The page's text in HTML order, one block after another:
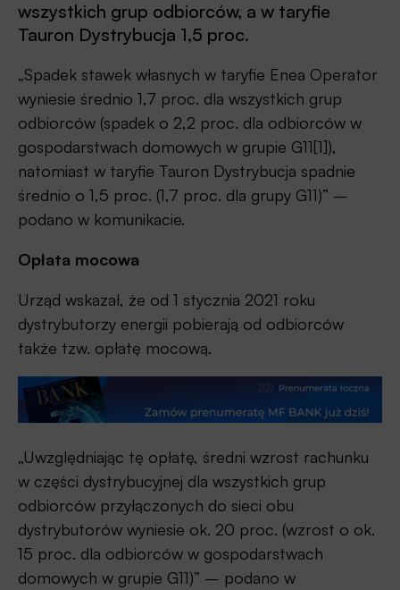
wszystkich grup odbiorców, a w taryfie
Tauron Dystrybucja 1,5 proc.
„Spadek stawek własnych w taryfie Enea Operator
wyniesie średnio 1,7 proc. dla wszystkich grup
odbiorców (spadek o 2,2 proc. dla odbiorców w
gospodarstwach domowych w grupie G11[1]),
natomiast w taryfie Tauron Dystrybucja spadnie
średnio o 1,5 proc. (1,7 proc. dla grupy G11)” –
podano w komunikacie.
Opłata mocowa
Urząd wskazał, że od 1 stycznia 2021 roku
dystrybutorzy energii pobierają od odbiorców
także tzw. opłatę mocową.
„Uwzględniając tę opłatę, średni wzrost rachunku
w części dystrybucyjnej dla wszystkich grup
odbiorców przyłączonych do sieci obu
dystrybutorów wyniesie ok. 20 proc. (wzrost o ok.
15 proc. dla odbiorców w gospodarstwach
domowych w grupie G11)” – podano w